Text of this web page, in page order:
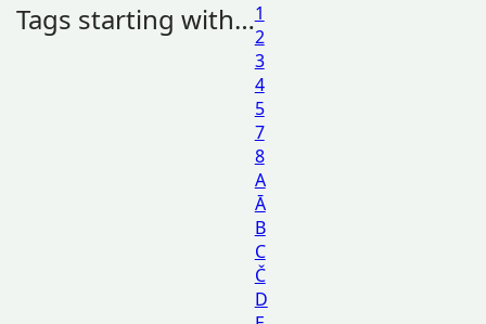
Tags starting with…1
2
3
4
5
7
8
A
Ā
B
C
Č
D